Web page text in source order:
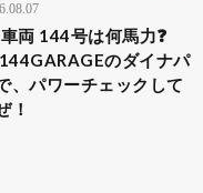
車両 144号は何馬力❓
のダイナパ
、パワーチェックして
！